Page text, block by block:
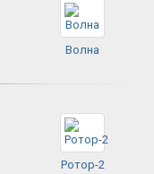
Волна
Ротор-2